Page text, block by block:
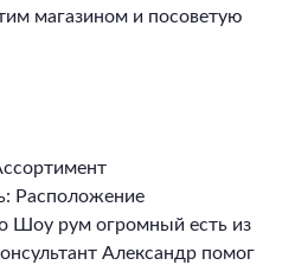
магазином и посоветую
Расположение
Шоу рум огромный есть из
Александр помог